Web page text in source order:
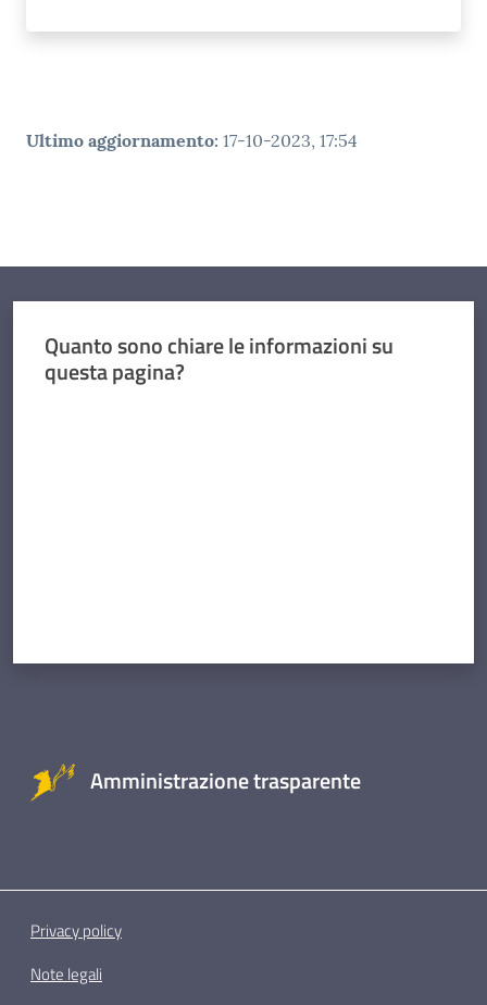
Ultimo aggiornamento: 17-10-2023, 17:54
Quanto sono chiare le informazioni su
questa pagina?
Amministrazione trasparente
Privacy policy
Note legali